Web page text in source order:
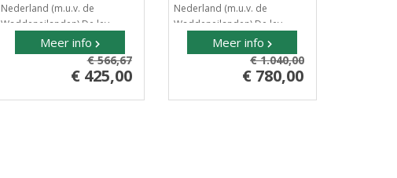
Nederland (m.u.v. de
Waddeneilanden) De lev..
Meer info
€ 566,67
€ 425,00
Nederland (m.u.v. de
Waddeneilanden) De lev..
Meer info
€ 1.040,00
€ 780,00